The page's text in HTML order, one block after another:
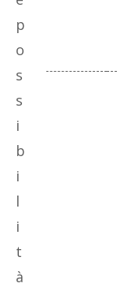
p
o
s
s
i
b
i
l
i
t
à